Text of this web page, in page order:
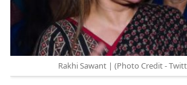
Rakhi Sawant | (Photo Credit -